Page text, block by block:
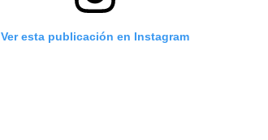
Ver esta publicación en Instagram